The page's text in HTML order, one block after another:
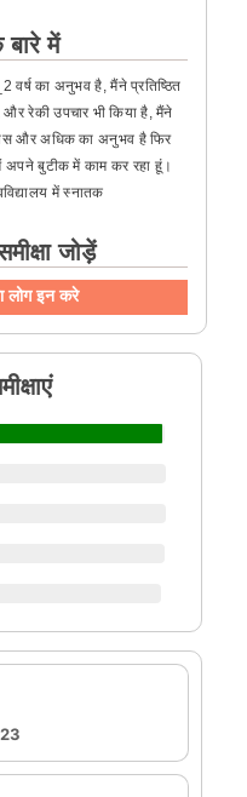
बारे में
वर्ष का अनुभव है, मैंने प्रतिष्ठित
और रेकी उपचार भी किया है, मैंने
और अधिक का अनुभव है फिर
अपने बुटीक में काम कर रहा हूं।
में स्नातक
जोड़ें
लोग इन करे